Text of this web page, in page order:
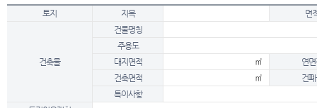
토지 지목 면
건축물
건물명칭
주용도
대지면적
㎡
연
건축면적
㎡
건
특이사항